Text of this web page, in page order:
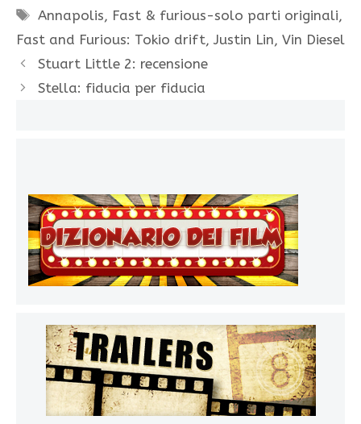
Tag
Annapolis, Fast & furious-solo parti originali,
Fast and Furious: Tokio drift, Justin Lin, Vin Diesel
Stuart Little 2: recensione
Stella: fiducia per fiducia